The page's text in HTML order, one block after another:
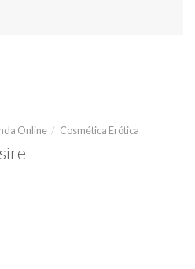
Online / Cosmética Erótica